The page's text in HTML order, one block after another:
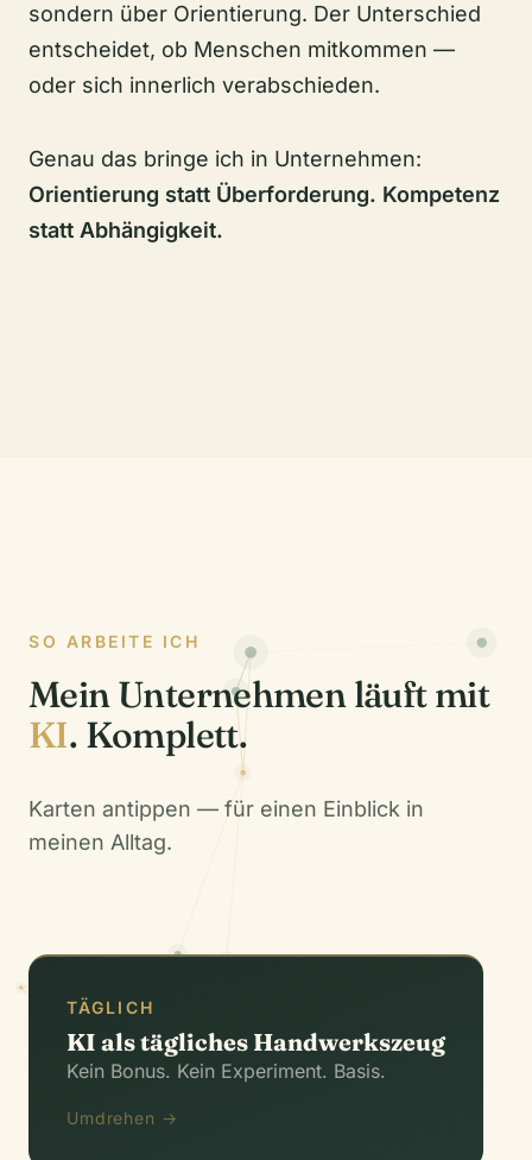
sondern über Orientierung. Der Unterschied
entscheidet, ob Menschen mitkommen —
oder sich innerlich verabschieden.
Genau das bringe ich in Unternehmen:
Orientierung statt Überforderung. Kompetenz
statt Abhängigkeit.
SO ARBEITE ICH
Mein Unternehmen läuft mit
KI. Komplett.
Karten antippen — für einen Einblick in
meinen Alltag.
TÄGLICH
KI als tägliches Handwerkszeug
Kein Bonus. Kein Experiment. Basis.
Umdrehen →
Präsentationen & Dokumente
Recherche, Strategien, Konzepte
Bildgenerierung & Design-Unterstützung